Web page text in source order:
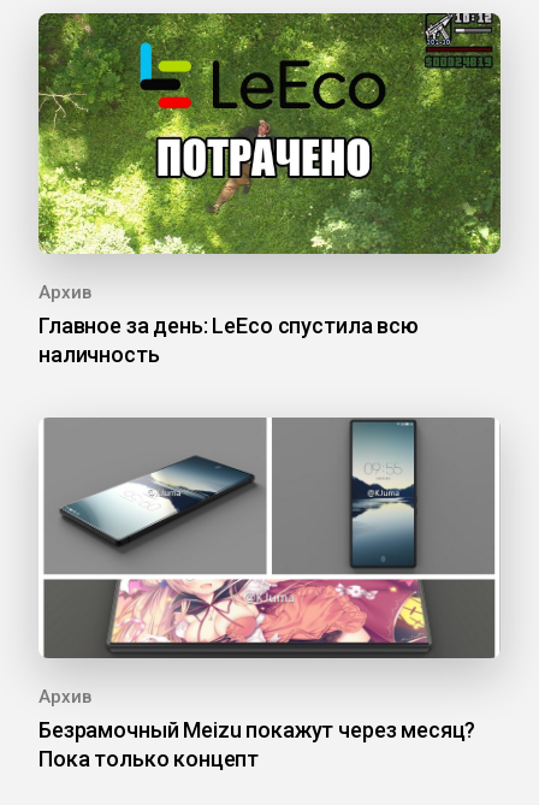
Архив
Главное за день: LeEco спустила всю
наличность
Архив
Безрамочный Meizu покажут через месяц?
Пока только концепт